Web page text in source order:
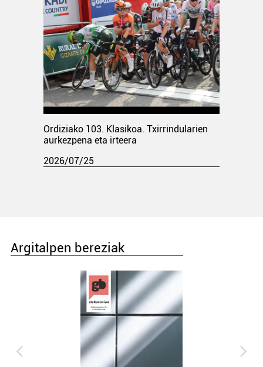
Ordiziako 103. Klasikoa. Txirrindularien
aurkezpena eta irteera
2026/07/25
Argitalpen bereziak